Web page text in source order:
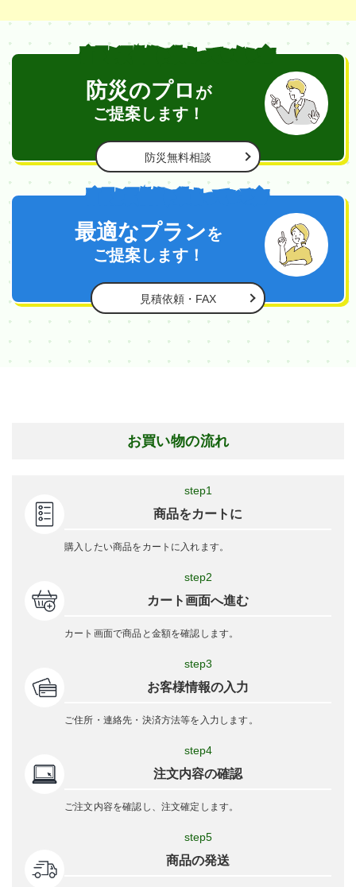
商品が具体的に決まっていない方
防災のプロ が
ご提案します！
防災無料相談
商品が具体的に決まっている方
最適なプランを
ご提案します！
見積依頼・FAX
お買い物の流れ
step1
商品をカートに
購入したい商品をカートに入れます。
step2
カート画面へ進む
カート画面で商品と金額を確認します。
step3
お客様情報の入力
ご住所・連絡先・決済方法等を入力します。
step4
注文内容の確認
ご注文内容を確認し、注文確定します。
step5
商品の発送